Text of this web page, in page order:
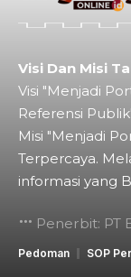
Visi Dan Misi
Visi "Menjadi
Referensi
Misi "Menjadi
Terpercaya.
informasi yang
Penerbit: PT
Pedoman SOP